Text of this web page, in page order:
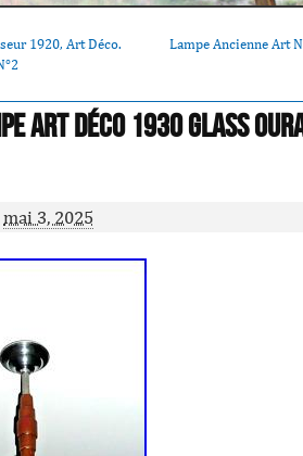
1920, Art Déco.
Lampe Ancienne Art
Art Déco 1930 Glass
mai 3, 2025